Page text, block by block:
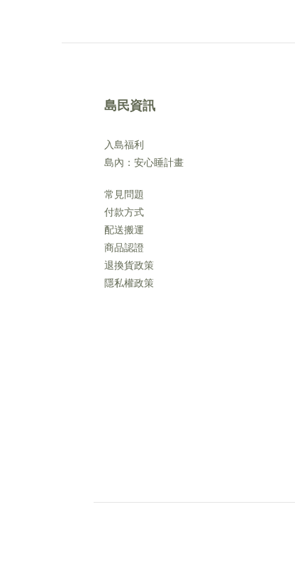
島民資訊
入島福利
島內：安心睡計畫
常見問題
付款方式
配送搬運
商品認證
退換貨政策
隱私權政策